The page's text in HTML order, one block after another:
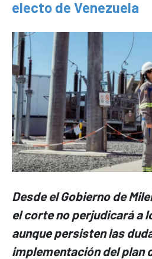
electo de Venezuela
Desde el Gobierno de
el corte no perjudicará a
aunque persisten las
implementación del plan